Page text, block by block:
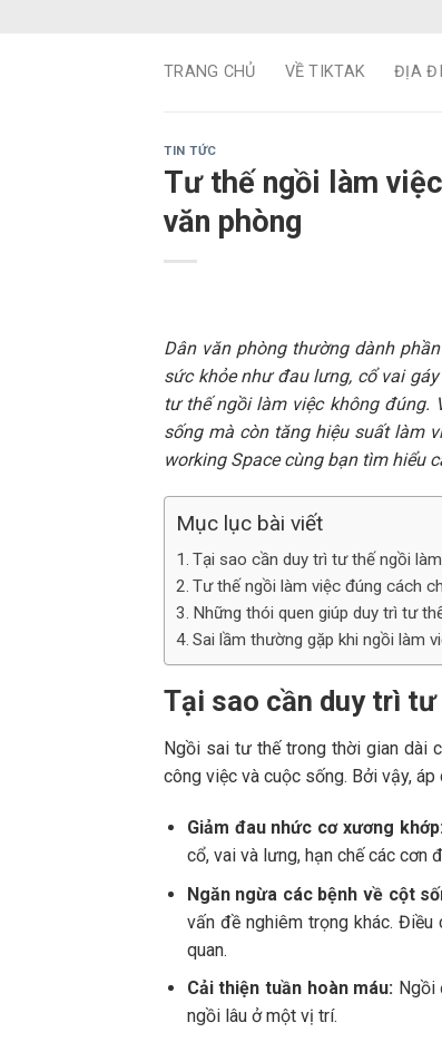
TRANG CHỦ VỀ TIKTAK ĐỊA
TIN TỨC
Tư thế ngồi làm
văn phòng
Dân văn phòng thường dành
sức khỏe như đau lưng, cổ vai
tư thế ngồi làm việc không đúng.
sống mà còn tăng hiệu suất làm
working Space cùng bạn tìm hiểu
Mục lục bài viết
Tại sao cần duy trì tư thế ngồi
Tư thế ngồi làm việc đúng cách
Những thói quen giúp duy trì tư
Sai lầm thường gặp khi ngồi làm
Tại sao cần duy trì
Ngồi sai tư thế trong thời gian dài
công việc và cuộc sống. Bởi vậy,
Giảm đau nhức cơ xương
cổ, vai và lưng, hạn chế các cơn
Ngăn ngừa các bệnh về cột
vấn đề nghiêm trọng khác.
quan.
Cải thiện tuần hoàn máu: Ngồi
ngồi lâu ở một vị trí.